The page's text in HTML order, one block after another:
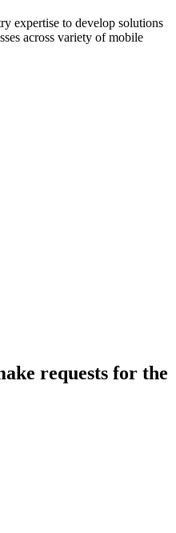
expertise to develop solutions
across variety of mobile
requests for the